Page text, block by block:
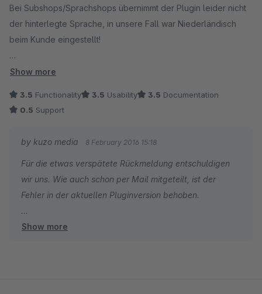
Bei Subshops/Sprachshops übernimmt der Plugin leider nicht
der hinterlegte Sprache, in unsere Fall war Niederländisch
beim Kunde eingestellt!
Support hat am 16-11 folgendes geschrieben
2x nachgefragt leider bis jetzt kein Antwort
Show more
3.5 Functionality 3.5 Usability 3.5 Documentation
0.5 Support
by kuzo media 8 February 2016 15:18
Für die etwas verspätete Rückmeldung entschuldigen
wir uns. Wie auch schon per Mail mitgeteilt, ist der
Fehler in der aktuellen Pluginversion behoben.
Mit freundlichen Grüßen
Show more